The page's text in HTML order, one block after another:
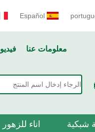
Español
معلومات عنا فيديو
شبكية اناء للزهور